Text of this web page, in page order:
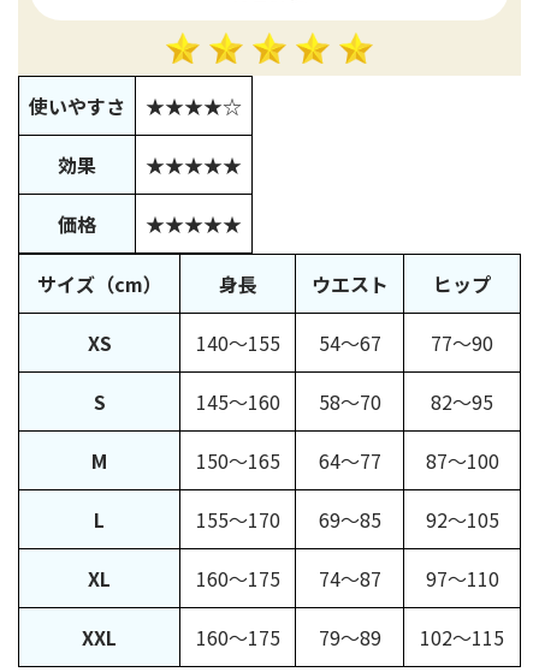
使いやすさ ★★★★☆
効果 ★★★★★
価格 ★★★★★
サイズ（cm） 身長 ウエスト ヒップ
XS 140〜155 54〜67 77〜90
S 145〜160 58〜70 82〜95
M 150〜165 64〜77 87〜100
L 155〜170 69〜85 92〜105
XL 160〜175 74〜87 97〜110
XXL 160〜175 79〜89
102〜115